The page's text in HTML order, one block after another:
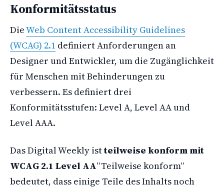
Konformitätsstatus
DieWeb Content Accessibility Guidelines
(WCAG) 2.1 definiert Anforderungen an
Designer und Entwickler, um die Zugänglichkeit
für Menschen mit Behinderungen zu
verbessern. Es definiert drei
Konformitätsstufen: Level A, Level AA und
Level AAA.
Das Digital Weekly istteilweise konform mit
WCAG 2.1 Level AA“Teilweise konform”
bedeutet, dass einige Teile des Inhalts noch